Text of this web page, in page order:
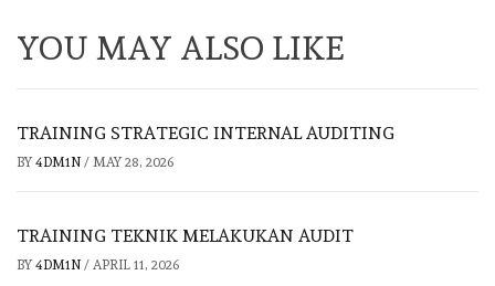
YOU MAY ALSO LIKE
TRAINING STRATEGIC INTERNAL AUDITING
BY 4DM1N / MAY 28, 2026
TRAINING TEKNIK MELAKUKAN AUDIT
BY 4DM1N / APRIL 11, 2026